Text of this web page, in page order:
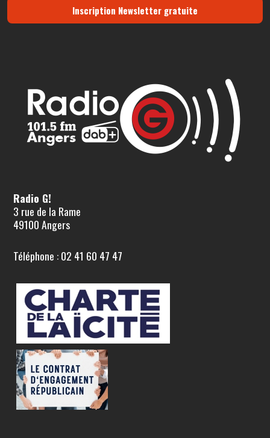
Inscription Newsletter gratuite
Radio G!
3 rue de la Rame
49100 Angers
Téléphone : 02 41 60 47 47